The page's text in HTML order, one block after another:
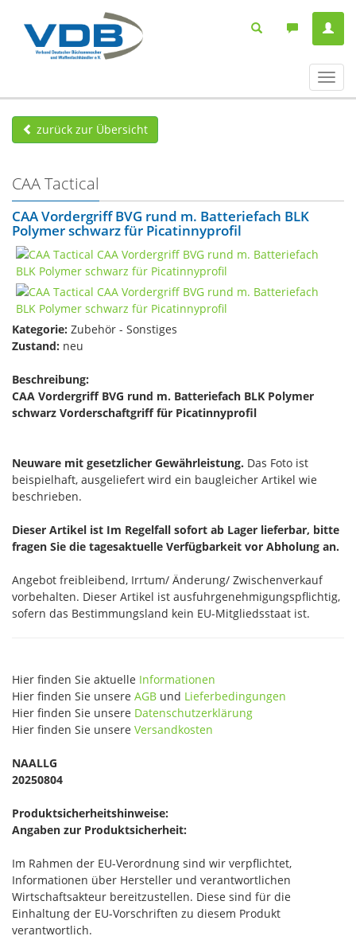
ein-/
zurück zur Übersicht
CAA Tactical
CAA Vordergriff BVG rund m. Batteriefach BLK
Polymer schwarz für Picatinnyprofil
Kategorie: Zubehör - Sonstiges
Zustand: neu
Beschreibung:
CAA Vordergriff BVG rund m. Batteriefach BLK Polymer
schwarz Vorderschaftgriff für Picatinnyprofil
Neuware mit gesetzlicher Gewährleistung. Das Foto ist
beispielhaft, ausgeliefert wird ein baugleicher Artikel wie
beschrieben.
Dieser Artikel ist Im Regelfall sofort ab Lager lieferbar, bitte
fragen Sie die tagesaktuelle Verfügbarkeit vor Abholung an.
Angebot freibleibend, Irrtum/ Änderung/ Zwischenverkauf
vorbehalten. Dieser Artikel ist ausfuhrgenehmigungspflichtig,
sofern das Bestimmungsland kein EU-Mitgliedsstaat ist.
Hier finden Sie aktuelle Informationen
Hier finden Sie unsere AGB und Lieferbedingungen
Hier finden Sie unsere Datenschutzerklärung
Hier finden Sie unsere Versandkosten
NAALLG
20250804
Produktsicherheitshinweise:
Angaben zur Produktsicherheit:
Im Rahmen der EU-Verordnung sind wir verpflichtet,
Informationen über Hersteller und verantwortlichen
Wirtschaftsakteur bereitzustellen. Diese sind für die
Einhaltung der EU-Vorschriften zu diesem Produkt
verantwortlich.